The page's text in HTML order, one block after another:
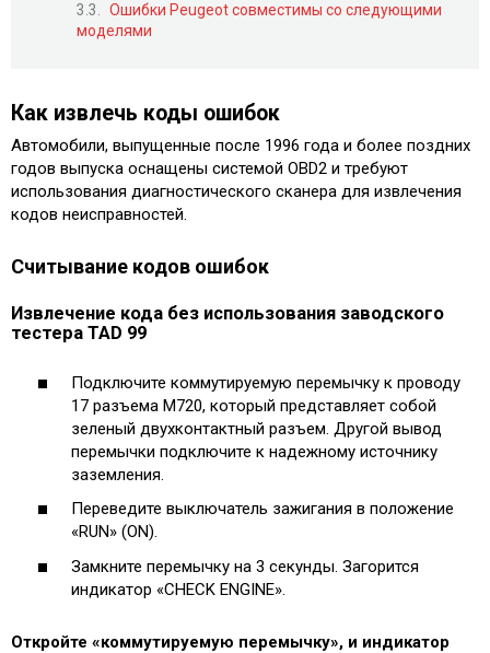
Ошибки Peugeot совместимы со следующими
моделями
Как извлечь коды ошибок
Автомобили, выпущенные после 1996 года и более поздних
годов выпуска оснащены системой OBD2 и требуют
использования диагностического сканера для извлечения
кодов неисправностей.
Считывание кодов ошибок
Извлечение кода без использования заводского
тестера TAD 99
Подключите коммутируемую перемычку к проводу
17 разъема M720, который представляет собой
зеленый двухконтактный разъем. Другой вывод
перемычки подключите к надежному источнику
заземления.
Переведите выключатель зажигания в положение
«RUN» (ON).
Замкните перемычку на 3 секунды. Загорится
индикатор «CHECK ENGINE».
Откройте «коммутируемую перемычку», и индикатор